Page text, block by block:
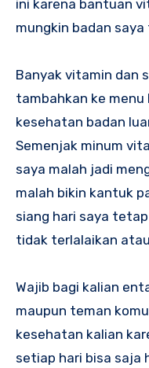
ini karena bantuan
mungkin badan
Banyak vitamin dan
tambahkan ke
kesehatan badan
Semenjak minum
saya malah jadi
malah bikin kantuk
siang hari saya
tidak terlalaikan
Wajib bagi kalian
maupun teman
kesehatan kalian
setiap hari bisa saja